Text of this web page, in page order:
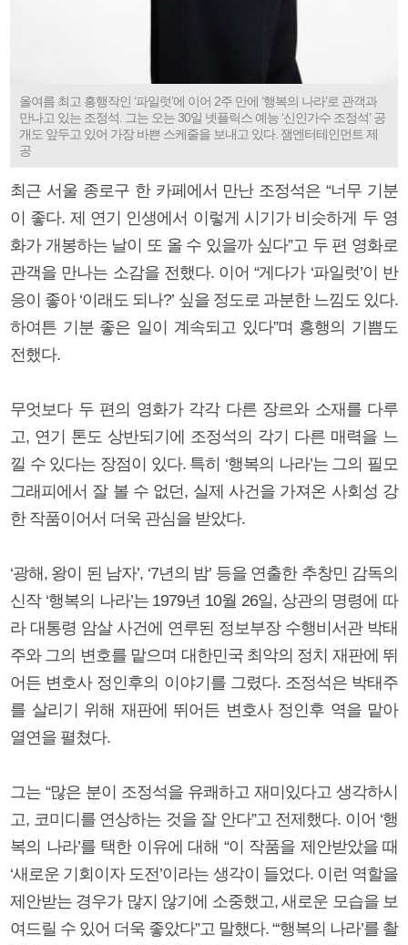
올여름 최고 흥행작인 ‘파일럿’에 이어 2주 만에 ‘행복의 나라’로 관객과
만나고 있는 조정석. 그는 오는 30일 넷플릭스 예능 ‘신인가수 조정석’ 공
개도 앞두고 있어 가장 바쁜 스케줄을 보내고 있다. 잼엔터테인먼트 제
공
최근 서울 종로구 한 카페에서 만난 조정석은 “너무 기분
이 좋다. 제 연기 인생에서 이렇게 시기가 비슷하게 두 영
화가 개봉하는 날이 또 올 수 있을까 싶다”고 두 편 영화로
관객을 만나는 소감을 전했다. 이어 “게다가 ‘파일럿’이 반
응이 좋아 ‘이래도 되나?’ 싶을 정도로 과분한 느낌도 있다.
하여튼 기분 좋은 일이 계속되고 있다”며 흥행의 기쁨도
전했다.
무엇보다 두 편의 영화가 각각 다른 장르와 소재를 다루
고, 연기 톤도 상반되기에 조정석의 각기 다른 매력을 느
낄 수 있다는 장점이 있다. 특히 ‘행복의 나라’는 그의 필모
그래피에서 잘 볼 수 없던, 실제 사건을 가져온 사회성 강
한 작품이어서 더욱 관심을 받았다.
‘광해, 왕이 된 남자’, ‘7년의 밤’ 등을 연출한 추창민 감독의
신작 ‘행복의 나라’는 1979년 10월 26일, 상관의 명령에 따
라 대통령 암살 사건에 연루된 정보부장 수행비서관 박태
주와 그의 변호를 맡으며 대한민국 최악의 정치 재판에 뛰
어든 변호사 정인후의 이야기를 그렸다. 조정석은 박태주
를 살리기 위해 재판에 뛰어든 변호사 정인후 역을 맡아
열연을 펼쳤다.
그는 “많은 분이 조정석을 유쾌하고 재미있다고 생각하시
고, 코미디를 연상하는 것을 잘 안다”고 전제했다. 이어 ‘행
복의 나라’를 택한 이유에 대해 “이 작품을 제안받았을 때
‘새로운 기회이자 도전’이라는 생각이 들었다. 이런 역할을
제안받는 경우가 많지 않기에 소중했고, 새로운 모습을 보
여드릴 수 있어 더욱 좋았다”고 말했다. “‘행복의 나라’를 촬